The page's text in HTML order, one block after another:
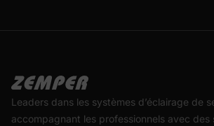
Leaders dans les systèmes d’éclairage de
accompagnant les professionnels avec des